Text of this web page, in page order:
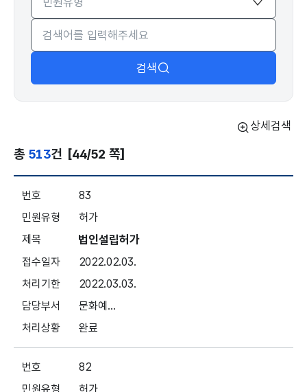
민원유형
검색
상세검색
총 513건 [44/52 쪽]
83
허가
법인설립허가
2022.02.03.
2022.03.03.
문화예...
완료
82
허가